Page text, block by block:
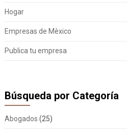
Hogar
Empresas de Mèxico
Publica tu empresa
Búsqueda por Categoría
Abogados (25)